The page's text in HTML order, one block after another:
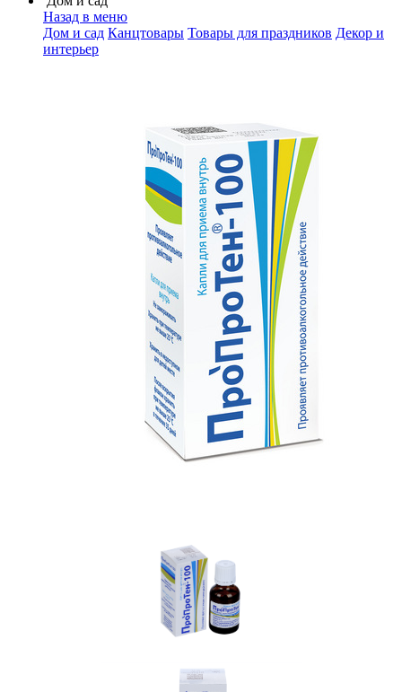
Назад в меню
Дом и сад Канцтовары Товары для праздников Декор и
интерьер